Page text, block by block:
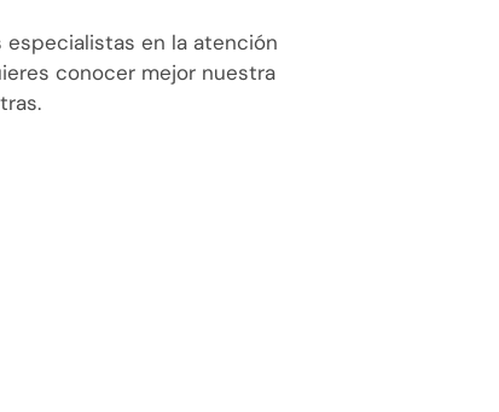
especialistas en la atención
conocer mejor nuestra